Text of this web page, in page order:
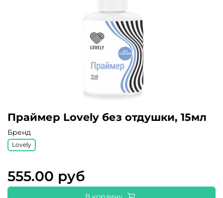
Праймер Lovely без отдушки, 15мл
Бренд
Lovely
555.00 руб